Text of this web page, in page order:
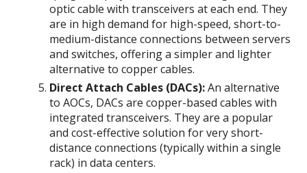
optic cable with transceivers at each end. They
are in high demand for high-speed, short-to-
medium-distance connections between servers
and switches, offering a simpler and lighter
alternative to copper cables.
Direct Attach Cables (DACs):An alternative
to AOCs, DACs are copper-based cables with
integrated transceivers. They are a popular
and cost-effective solution for very short-
distance connections (typically within a single
rack) in data centers.